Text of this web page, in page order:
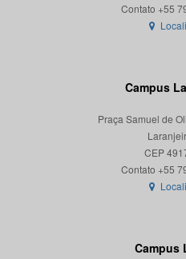
Campus
Praça Samuel de
CEP
Campus